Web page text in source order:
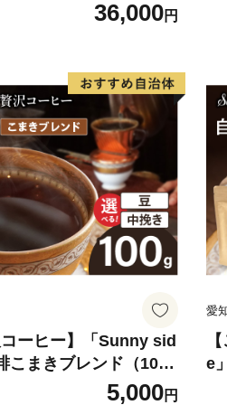
36,000円
コーヒー】「Sunny sid
こまきブレンド（100
5,000円
愛
e